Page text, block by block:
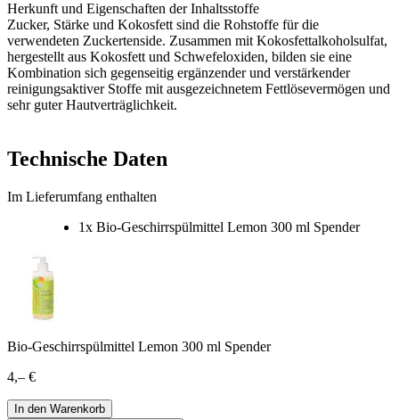
Herkunft und Eigenschaften der Inhaltsstoffe
Zucker, Stärke und Kokosfett sind die Rohstoffe für die
verwendeten Zuckertenside. Zusammen mit Kokosfettalkoholsulfat,
hergestellt aus Kokosfett und Schwefeloxiden, bilden sie eine
Kombination sich gegenseitig ergänzender und verstärkender
reinigungsaktiver Stoffe mit ausgezeichnetem Fettlösevermögen und
sehr guter Hautverträglichkeit.
Technische Daten
Im Lieferumfang enthalten
1x Bio-Geschirrspülmittel Lemon 300 ml Spender
Bio-Geschirrspülmittel Lemon 300 ml Spender
4,– €
In den Warenkorb